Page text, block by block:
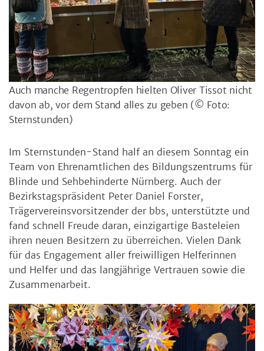
Auch manche Regentropfen hielten Oliver Tissot nicht
davon ab, vor dem Stand alles zu geben (© Foto:
Sternstunden)
Im Sternstunden-Stand half an diesem Sonntag ein
Team von Ehrenamtlichen des Bildungszentrums für
Blinde und Sehbehinderte Nürnberg. Auch der
Bezirkstagspräsident Peter Daniel Forster,
Trägervereinsvorsitzender der bbs, unterstützte und
fand schnell Freude daran, einzigartige Basteleien
ihren neuen Besitzern zu überreichen. Vielen Dank
für das Engagement aller freiwilligen Helferinnen
und Helfer und das langjährige Vertrauen sowie die
Zusammenarbeit.